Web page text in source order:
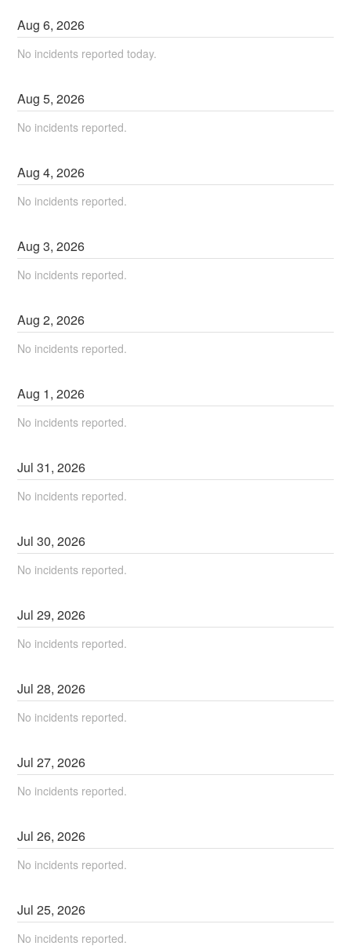
Aug6,2026
No incidents reported today.
Aug5,2026
No incidents reported.
Aug4,2026
No incidents reported.
Aug3,2026
No incidents reported.
Aug2,2026
No incidents reported.
Aug 1,2026
No incidents reported.
Jul31,2026
No incidents reported.
Jul30,2026
No incidents reported.
Jul29,2026
No incidents reported.
Jul28,2026
No incidents reported.
Jul27,2026
No incidents reported.
Jul26,2026
No incidents reported.
Jul25,2026
No incidents reported.